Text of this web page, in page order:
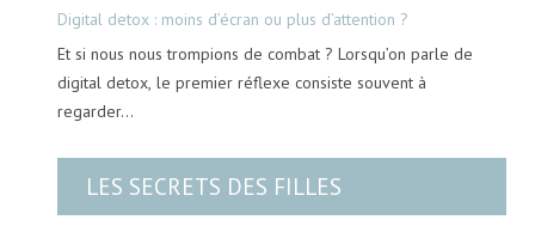
Digital detox : moins d’écran ou plus d’attention ?
Et si nous nous trompions de combat ? Lorsqu’on parle de
digital detox, le premier réflexe consiste souvent à
regarder…
LES SECRETS DES FILLES